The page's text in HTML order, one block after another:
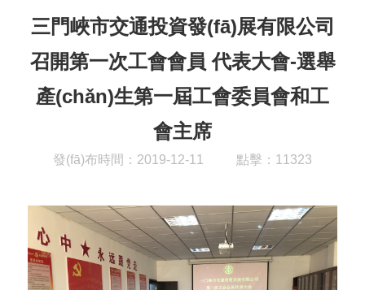
三門峽市交通投資發(fā)展有限公司
召開第一次工會會員 代表大會-選舉
產(chǎn)生第一屆工會委員會和工
會主席
發(fā)布時間：2019-12-11 點擊：11323